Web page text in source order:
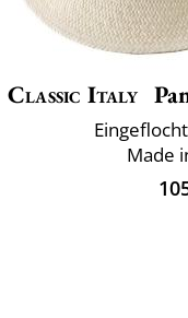
Classic Italy
Made